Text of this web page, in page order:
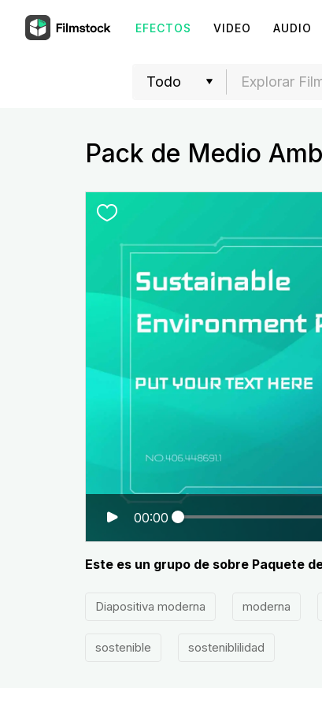
EFECTOS VIDEO AUDIO
Pack de Medio
00:00
Este es un grupo de sobre Paquete
Diapositiva moderna moderna
sostenible sosteniblilidad